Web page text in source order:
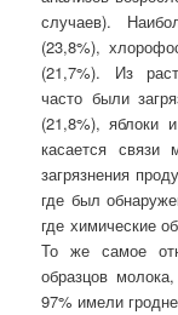
случаев).
(23,8%),
(21,7%). Из
часто были
(21,8%), яблоки
касается связи
загрязнения
где был
где химические
То же самое
образцов
97% имели